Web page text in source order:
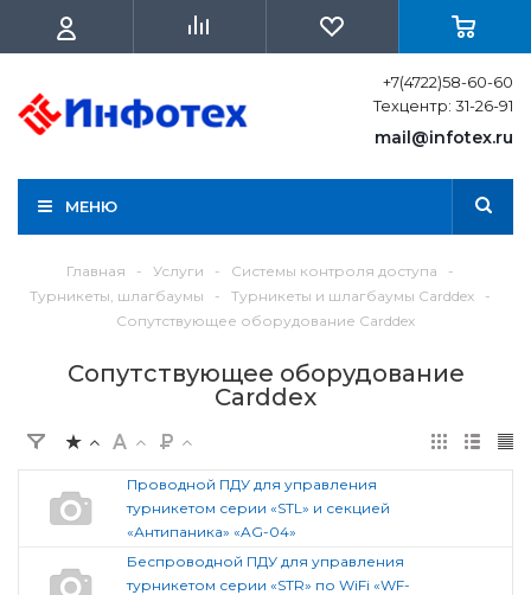
+7(4722)58-60-60
Техцентр: 31-26-91
mail@infotex.ru
МЕНЮ
Главная - Услуги - Системы контроля доступа
-
Турникеты, шлагбаумы
- Турникеты и шлагбаумы Carddex
-
Сопутствующее оборудование Carddex
Сопутствующее оборудование
Carddex
Проводной ПДУ для управления
турникетом серии «STL» и секцией
«Антипаника» «AG-04»
Беспроводной ПДУ для управления
турникетом серии «STR» по WiFi «WF-